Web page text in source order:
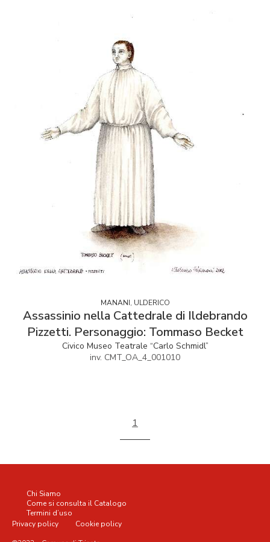
MANANI, ULDERICO
Assassinio nella Cattedrale di Ildebrando
Pizzetti. Personaggio: Tommaso Becket
Civico Museo Teatrale “Carlo Schmidl”
inv. CMT_OA_4_001010
1
Chi Siamo
Come si consulta il Catalogo
Termini d’uso
Privacy policy
Cookie policy